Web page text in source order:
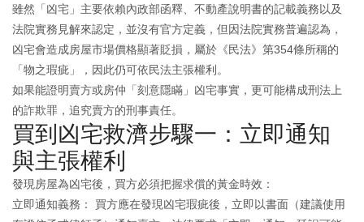
雖然「凶宅」主要依賴內政部函釋、不動產說明書的記載義務以及
法院實務見解來認定，並沒有官方定義，但因法院實務普遍認為，
凶宅會造成房屋市場價格顯著貶損，屬於《民法》第354條所稱的
「物之瑕疵」，因此仍可依民法主張權利。
如果能證明賣方或房仲「刻意隱瞞」凶宅事實，更可能構成刑法上
的詐欺罪，追究賣方的刑事責任。
買到凶宅救濟步驟一：立即通知
與主張權利
發現房屋為凶宅後，買方必須把握求償的黃金時效：
立即通知義務： 買方應在發現凶宅瑕疵後，立即以書面（建議使用